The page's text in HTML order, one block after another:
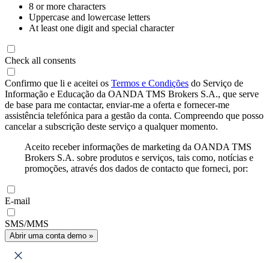
8 or more characters
Uppercase and lowercase letters
At least one digit and special character
Check all consents
Confirmo que li e aceitei os Termos e Condições do Serviço de
Informação e Educação da OANDA TMS Brokers S.A., que serve
de base para me contactar, enviar-me a oferta e fornecer-me
assistência telefónica para a gestão da conta. Compreendo que posso
cancelar a subscrição deste serviço a qualquer momento.
Aceito receber informações de marketing da OANDA TMS
Brokers S.A. sobre produtos e serviços, tais como, notícias e
promoções, através dos dados de contacto que forneci, por:
E-mail
SMS/MMS
Abrir uma conta demo »